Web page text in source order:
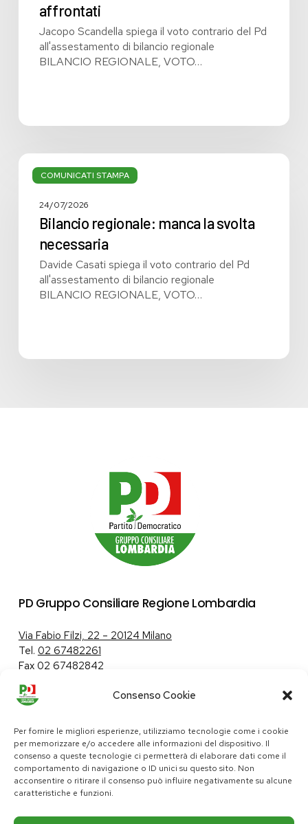
Consenso Cookie
Per fornire le migliori esperienze, utilizziamo tecnologie come i cookie
per memorizzare e/o accedere alle informazioni del dispositivo. Il
consenso a queste tecnologie ci permetterà di elaborare dati come il
comportamento di navigazione o ID unici su questo sito. Non
acconsentire o ritirare il consenso può influire negativamente su alcune
caratteristiche e funzioni.
affrontati
affrontati
Jacopo Scandella spiega il voto contrario del Pd
all'assestamento di bilancio regionale
BILANCIO REGIONALE, VOTO…
COMUNICATI STAMPA
Bilancio
regionale:
svolta
24/07/2026
Bilancio regionale: manca la svolta
necessaria
Davide Casati spiega il voto contrario del Pd
all'assestamento di bilancio regionale
BILANCIO REGIONALE, VOTO…
PD Gruppo Consiliare Regione Lombardia
Via Fabio Filzi, 22 – 20124 Milano
Tel. 02 67482261
Fax 02 67482842
Tutela dei dati personali|Politica sui cookie
pd@consiglio.regione.lombardia.it
ufficiostampa.pd@consiglio.regione.lombardia.it
Pagine Facebook Gruppo Consiliare PD LombardiaPagina Messenger Gruppo Consiliare PD LombardiaPagina Instagram Gruppo PD LombardiaPagina Youtube Gruppo PD Lombardia